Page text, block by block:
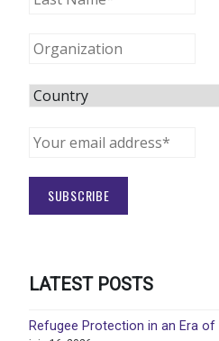
LATEST POSTS
Refugee Protection in an Era of